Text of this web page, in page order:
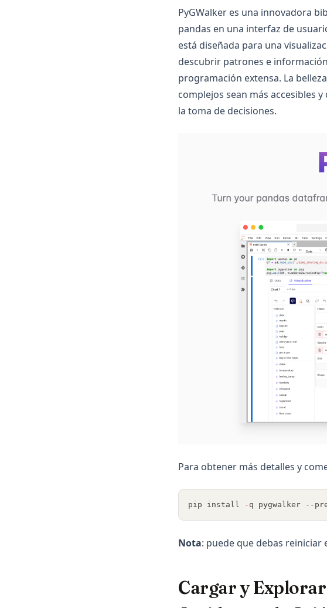
PyGWalker es una innovadora
pandas en una interfaz de
está diseñada para una
descubrir patrones e
programación extensa. La
complejos sean más accesibles
la toma de decisiones.
Para obtener más detalles y
pip install - q pygwalker --
Nota: puede que debas reiniciar
Cargar y